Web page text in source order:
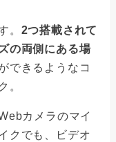
。 2つ搭載されて
の両側にある場
できるようなコ
。
カメラのマイ
クでも、ビデオ